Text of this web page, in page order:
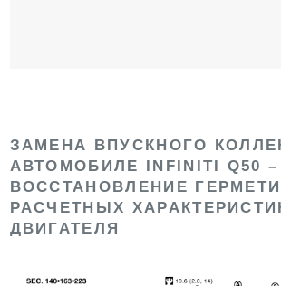
ЗАМЕНА ВПУСКНОГО
АВТОМОБИЛЕ INFINITI Q50 –
ВОССТАНОВЛЕНИЕ
РАСЧЕТНЫХ
ДВИГАТЕЛЯ